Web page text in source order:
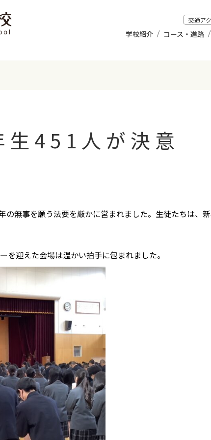
交通ア
学校紹介 コース・進路
451人が決意
の無事を願う法要を厳かに営まれました。生徒たちは、
迎えた会場は温かい拍手に包まれました。